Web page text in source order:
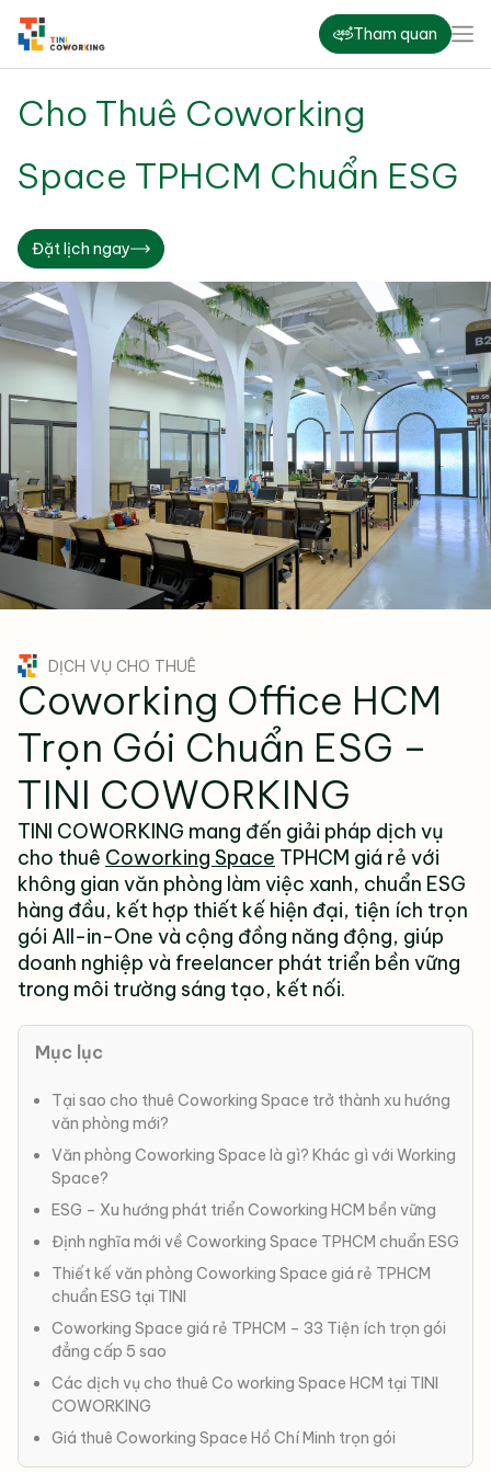
Tham quan
Cho Thuê Coworking
Space TPHCM Chuẩn ESG
Đặt lịch ngay
DỊCH VỤ CHO THUÊ
Coworking Office HCM
Trọn Gói Chuẩn ESG –
TINI COWORKING
TINI COWORKING mang đến giải pháp dịch vụ
cho thuê Coworking Space TPHCM giá rẻ với
không gian văn phòng làm việc xanh, chuẩn ESG
hàng đầu, kết hợp thiết kế hiện đại, tiện ích trọn
gói All-in-One và cộng đồng năng động, giúp
doanh nghiệp và freelancer phát triển bền vững
trong môi trường sáng tạo, kết nối.
Mục lục
Tại sao cho thuê Coworking Space trở thành xu hướng
văn phòng mới?
Văn phòng Coworking Space là gì? Khác gì với Working
Space?
ESG – Xu hướng phát triển Coworking HCM bền vững
Định nghĩa mới về Coworking Space TPHCM chuẩn ESG
Thiết kế văn phòng Coworking Space giá rẻ TPHCM
chuẩn ESG tại TINI
Coworking Space giá rẻ TPHCM – 33 Tiện ích trọn gói
đẳng cấp 5 sao
Các dịch vụ cho thuê Co working Space HCM tại TINI
COWORKING
Giá thuê Coworking Space Hồ Chí Minh trọn gói